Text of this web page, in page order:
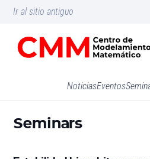
Ir al sitio antiguo
NoticiasEventos
Seminars